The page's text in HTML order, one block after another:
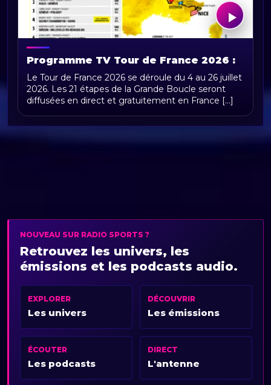
Programme TV Tour de France 2026 :
horaires, chaînes et diffusion en direct
Le Tour de France 2026 se déroule du 4 au 26 juillet
2026. Les 21 étapes de la Grande Boucle seront
diffusées en direct et gratuitement en France [...]
NOUVEAU SUR RADIO SPORTS ?
Retrouvez les univers, les
émissions et les podcasts audio.
EXPLORER
Les univers
DÉCOUVRIR
Les émissions
ÉCOUTER
Les podcasts
DIRECT
L'antenne